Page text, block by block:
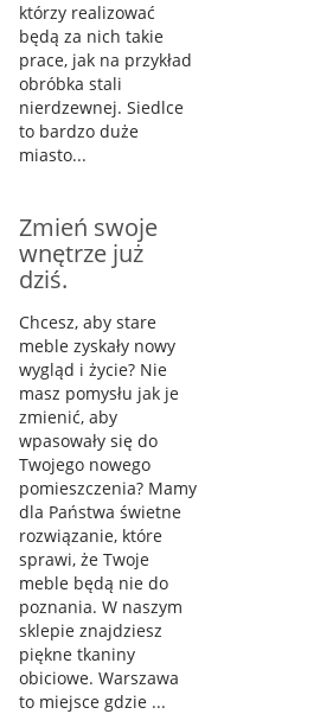
którzy realizować
będą za nich takie
prace, jak na przykład
obróbka stali
nierdzewnej. Siedlce
to bardzo duże
miasto...
Zmień swoje
wnętrze już
dziś.
Chcesz, aby stare
meble zyskały nowy
wygląd i życie? Nie
masz pomysłu jak je
zmienić, aby
wpasowały się do
Twojego nowego
pomieszczenia? Mamy
dla Państwa świetne
rozwiązanie, które
sprawi, że Twoje
meble będą nie do
poznania. W naszym
sklepie znajdziesz
piękne tkaniny
obiciowe. Warszawa
to miejsce gdzie ...